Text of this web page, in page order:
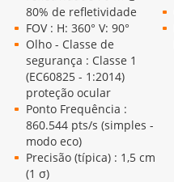
80% de refletividade
FOV : H: 360° V: 90°
Olho - Classe de
segurança : Classe 1
(EC60825 - 1:2014)
proteção ocular
Ponto Frequência :
860.544 pts/s (simples -
modo eco)
Precisão (típica) : 1,5 cm
(1 σ)